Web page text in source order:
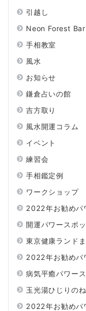
引越し
Neon Forest
手相教室
風水
お知らせ
鎌倉占いの館
吉方取り
風水開運コラム
イベント
練習会
手相鑑定例
ワークショップ
2022年お勧めパ
開運パワースポッ
東京健康ランド
2022年お勧めパ
病気平癒パワー
玉光湯ひじりの
2022年お勧めパ